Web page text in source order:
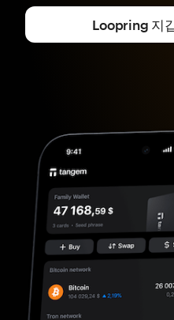
Loopring 지